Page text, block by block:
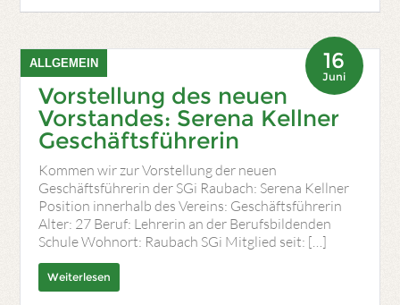
ALLGEMEIN 16
Juni
Vorstellung des neuen
Vorstandes: Serena Kellner
Geschäftsführerin
Kommen wir zur Vorstellung der neuen
Geschäftsführerin der SGi Raubach: Serena Kellner
Position innerhalb des Vereins: Geschäftsführerin
Alter: 27 Beruf: Lehrerin an der Berufsbildenden
Schule Wohnort: Raubach SGi Mitglied seit: […]
Weiterlesen